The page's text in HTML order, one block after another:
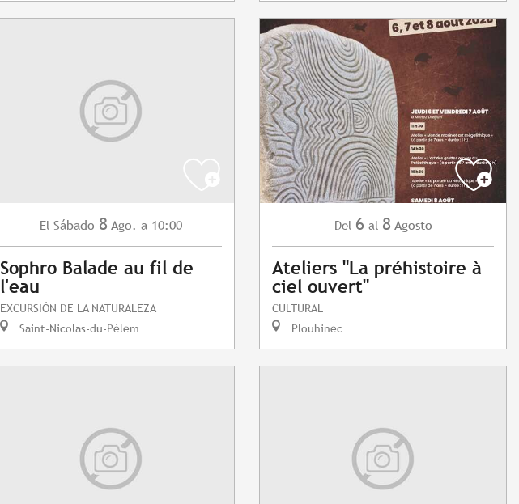
El Sábado 8 Ago. a 10:00
Sophro Balade au fil de
l'eau
EXCURSIÓN DE LA NATURALEZA
Saint-Nicolas-du-Pélem
Del 6 al 8 Agosto
Ateliers "La préhistoire à
ciel ouvert"
CULTURAL
Plouhinec